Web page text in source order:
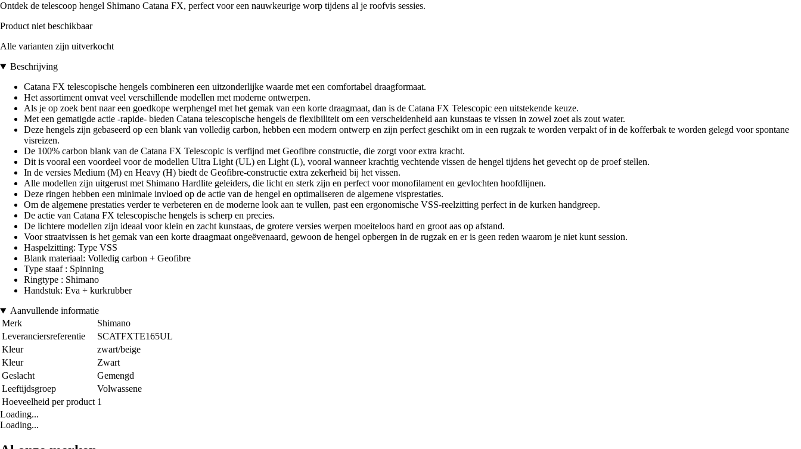
Ontdek de telescoop hengel Shimano Catana FX, perfect voor een nauwkeurige worp tijdens al je roofvis sessies.
Product niet beschikbaar
Alle varianten zijn uitverkocht
Beschrijving
Catana FX telescopische hengels combineren een uitzonderlijke waarde met een comfortabel draagformaat.
Het assortiment omvat veel verschillende modellen met moderne ontwerpen.
Als je op zoek bent naar een goedkope werphengel met het gemak van een korte draagmaat, dan is de Catana FX Telescopic een uitstekende keuze.
Met een gematigde actie -rapide- bieden Catana telescopische hengels de flexibiliteit om een verscheidenheid aan kunstaas te vissen in zowel zoet als zout water.
Deze hengels zijn gebaseerd op een blank van volledig carbon, hebben een modern ontwerp en zijn perfect geschikt om in een rugzak te worden verpakt of in de kofferbak te worden gelegd voor spontane
visreizen.
De 100% carbon blank van de Catana FX Telescopic is verfijnd met Geofibre constructie, die zorgt voor extra kracht.
Dit is vooral een voordeel voor de modellen Ultra Light (UL) en Light (L), vooral wanneer krachtig vechtende vissen de hengel tijdens het gevecht op de proef stellen.
In de versies Medium (M) en Heavy (H) biedt de Geofibre-constructie extra zekerheid bij het vissen.
Alle modellen zijn uitgerust met Shimano Hardlite geleiders, die licht en sterk zijn en perfect voor monofilament en gevlochten hoofdlijnen.
Deze ringen hebben een minimale invloed op de actie van de hengel en optimaliseren de algemene visprestaties.
Om de algemene prestaties verder te verbeteren en de moderne look aan te vullen, past een ergonomische VSS-reelzitting perfect in de kurken handgreep.
De actie van Catana FX telescopische hengels is scherp en precies.
De lichtere modellen zijn ideaal voor klein en zacht kunstaas, de grotere versies werpen moeiteloos hard en groot aas op afstand.
Voor straatvissen is het gemak van een korte draagmaat ongeëvenaard, gewoon de hengel opbergen in de rugzak en er is geen reden waarom je niet kunt session.
Haspelzitting: Type VSS
Blank materiaal: Volledig carbon + Geofibre
Type staaf : Spinning
Ringtype : Shimano
Handstuk: Eva + kurkrubber
Aanvullende informatie
Merk
Shimano
Leveranciersreferentie
SCATFXTE165UL
Kleur
zwart/beige
Kleur
Zwart
Geslacht
Gemengd
Leeftijdsgroep
Volwassene
Hoeveelheid per product 1
Loading...
Loading...